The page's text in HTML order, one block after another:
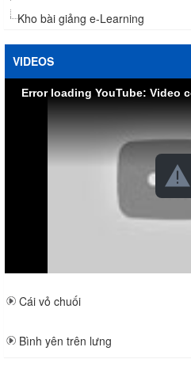
Kho bài giảng e-Learning
VIDEOS
Error loading YouTube: Video
Cái vỏ chuối
Bình yên trên lưng